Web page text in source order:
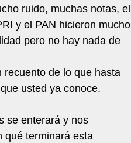
ruido, muchas notas, el
y el PAN hicieron mucho
pero no hay nada de
recuento de lo que hasta
usted ya conoce.
se enterará y nos
qué terminará esta